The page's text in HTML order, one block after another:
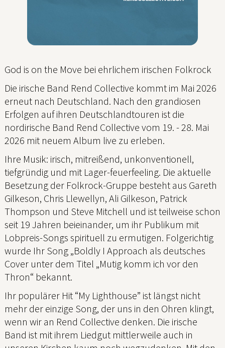
God is on the Move bei ehrlichem irischen Folkrock
Die irische Band Rend Collective kommt im Mai 2026
erneut nach Deutschland. Nach den grandiosen
Erfolgen auf ihren Deutschlandtouren ist die
nordirische Band Rend Collective vom 19. - 28. Mai
2026 mit neuem Album live zu erleben.
Ihre Musik: irisch, mitreißend, unkonventionell,
tiefgründig und mit Lager-feuerfeeling. Die aktuelle
Besetzung der Folkrock-Gruppe besteht aus Gareth
Gilkeson, Chris Llewellyn, Ali Gilkeson, Patrick
Thompson und Steve Mitchell und ist teilweise schon
seit 19 Jahren beieinander, um ihr Publikum mit
Lobpreis-Songs spirituell zu ermutigen. Folgerichtig
wurde Ihr Song „Boldly I Approach als deutsches
Cover unter dem Titel „Mutig komm ich vor den
Thron“ bekannt.
Ihr populärer Hit “My Lighthouse” ist längst nicht
mehr der einzige Song, der uns in den Ohren klingt,
wenn wir an Rend Collective denken. Die irische
Band ist mit ihrem Liedgut mittlerweile auch in